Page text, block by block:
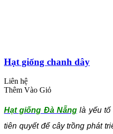
Hạt giống chanh dây
Liên hệ
Thêm Vào Giỏ
Hạt giống Đà Nẵnglà yếu tố
tiên quyết để cây trồng phát